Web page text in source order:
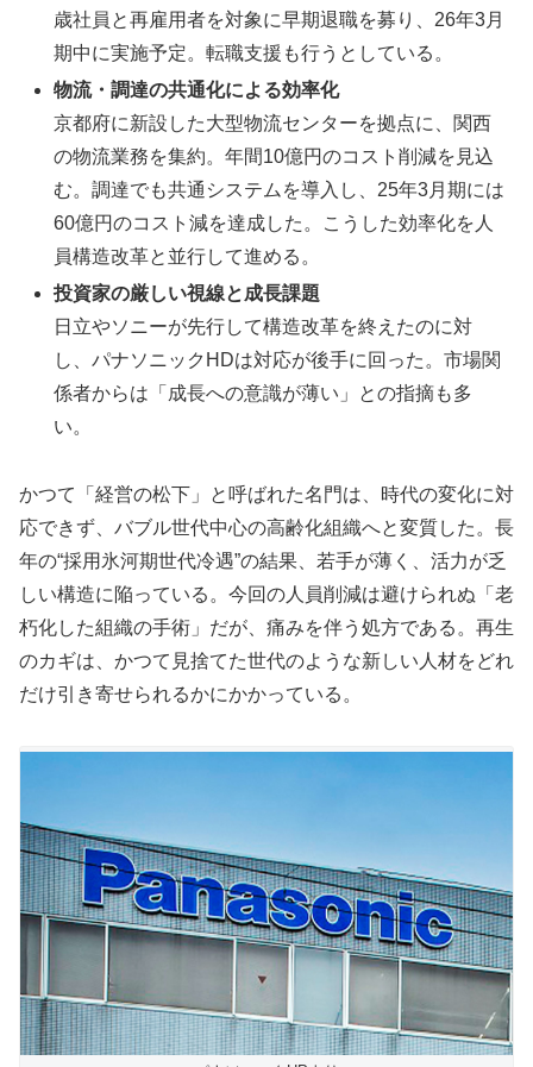
歳社員と再雇用者を対象に早期退職を募り、26年3月
期中に実施予定。転職支援も行うとしている。
物流・調達の共通化による効率化
京都府に新設した大型物流センターを拠点に、関西
の物流業務を集約。年間10億円のコスト削減を見込
む。調達でも共通システムを導入し、25年3月期には
60億円のコスト減を達成した。こうした効率化を人
員構造改革と並行して進める。
投資家の厳しい視線と成長課題
日立やソニーが先行して構造改革を終えたのに対
し、パナソニックHDは対応が後手に回った。市場関
係者からは「成長への意識が薄い」との指摘も多
い。
かつて「経営の松下」と呼ばれた名門は、時代の変化に対
応できず、バブル世代中心の高齢化組織へと変質した。長
年の“採用氷河期世代冷遇”の結果、若手が薄く、活力が乏
しい構造に陥っている。今回の人員削減は避けられぬ「老
朽化した組織の手術」だが、痛みを伴う処方である。再生
のカギは、かつて見捨てた世代のような新しい人材をどれ
だけ引き寄せられるかにかかっている。